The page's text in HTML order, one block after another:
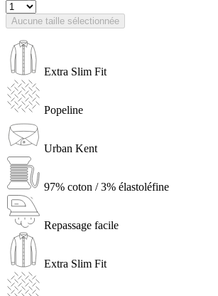
Aucune taille sélectionnée
Extra Slim Fit
Popeline
Urban Kent
97% coton / 3% élastoléfine
Repassage facile
Extra Slim Fit